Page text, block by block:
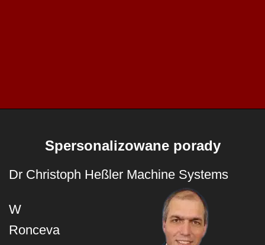
Spersonalizowane porady
Dr Christoph Heßler Machine Systems
W
Ronceva